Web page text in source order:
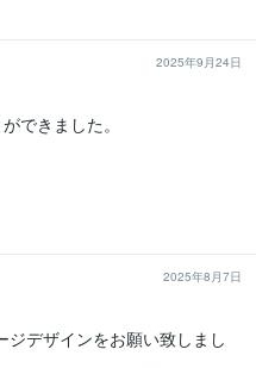
2025年9月24日
できました。
2025年8月7日
ジデザインをお願い致しまし